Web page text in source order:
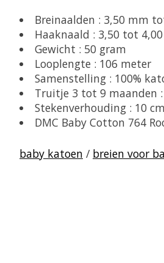
Breinaalden : 3,50 mm
Haaknaald : 3,50 tot
Gewicht : 50 gram
Looplengte : 106 meter
Samenstelling : 100%
Truitje 3 tot 9 maanden
Stekenverhouding : 10
DMC Baby Cotton 764
baby katoen / breien voor